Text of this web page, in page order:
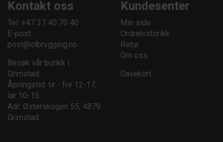
Kontakt oss
Tel: +47 37 40 70 40
E-post:
post@olbrygging.no
Besøk vår butikk i
Grimstad:
Åpningstid: tir - fre 12-17,
lør 10-15
Adr: Østerskogen 55, 4879
Grimstad
Kundesenter
Min side
Ordrehistorikk
Retur
Om oss
Gavekort